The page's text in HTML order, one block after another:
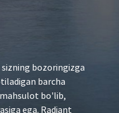
bozoringizga
barcha
bo'lib,
ega. Radiant